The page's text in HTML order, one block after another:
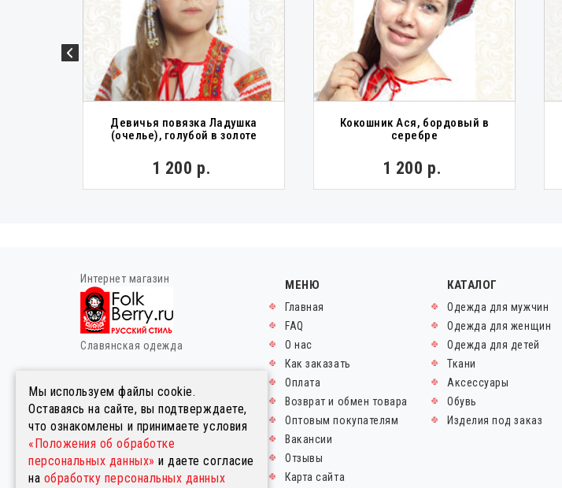
Девичья повязка Ладушка
(очелье), голубой в золоте
1 200 р.
Кокошник Ася, бордовый в
серебре
1 200 р.
Мы используем файлы cookie.
Оставаясь на сайте, вы подтверждаете,
что ознакомлены и принимаете условия
«Положения об обработке
персональных данных» и даете согласие
на обработку персональных данных
Интернет магазин
Славянская одежда
2014-2026. Все права
защищены.
Правовая информация
Пользовательское соглашение
Политика в отношении
обработки персональных
МЕНЮ
Главная
FAQ
О нас
Как заказать
Оплата
Возврат и обмен товара
Оптовым покупателям
Вакансии
Отзывы
Карта сайта
КАТАЛОГ
Одежда для мужчин
Одежда для женщин
Одежда для детей
Ткани
Аксессуары
Обувь
Изделия под заказ